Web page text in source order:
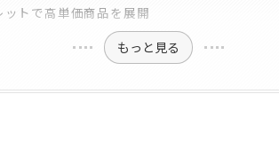
トで高単価商品を展開
もっと見る